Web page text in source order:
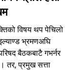
विषय थप पेचिलो
भ्रमणअघि
बैठकबाटै गभर्नर
तर, प्रमुख सत्ता